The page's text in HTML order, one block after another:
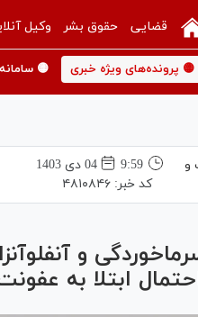
قضایی حقوق بشر وکیل
🟡 پرونده‌های ویژه خبری 🟡
و
9:59
04 دی 1403
کد خبر: ۴۸۱۰۸۴۶
و
ابتلا به